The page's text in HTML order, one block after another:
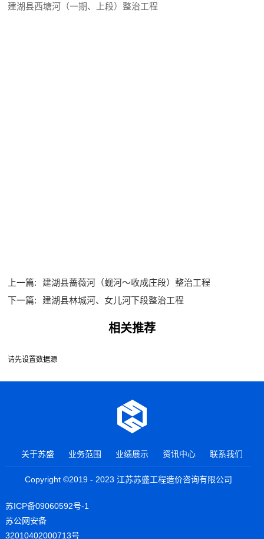
建湖县西塘河（一期、上段）整治工程
上一篇:
建湖县蔷薇河（蚬河～收成庄段）整治工程
下一篇:
建湖县林城河、女儿河下段整治工程
相关推荐
请先设置数据源
关于苏盛 业务范围 业绩展示 资讯中心 联系我们
Copyright ©2019 - 2023 江苏苏盛工程造价咨询有限公司
苏ICP备09060592号-1
苏公网安备
32010402000713号